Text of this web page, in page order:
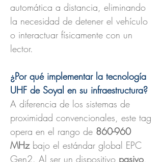
automática a distancia, eliminando
la necesidad de detener el vehículo
o interactuar físicamente con un
lector.
¿Por qué implementar la tecnología
UHF de Soyal en su infraestructura?
A diferencia de los sistemas de
proximidad convencionales, este tag
opera en el rango de 860-960
MHzbajo el estándar global EPC
Gen2. Al ser un dispositivo pasivo,